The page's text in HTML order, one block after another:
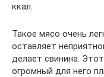
ккал.
Такое мясо очень
оставляет
делает свинина.
огромный для него